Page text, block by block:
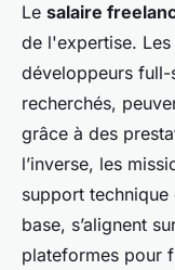
Le salaire
de l'expertise.
développeurs full-
recherchés,
grâce à des
l’inverse, les
support
base, s’alignent
plateformes pour